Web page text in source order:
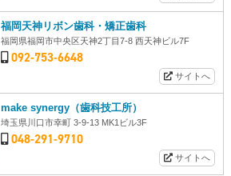
福岡天神リボン歯科・矯正歯科
福岡県福岡市中央区天神2丁目7-8 西天神ビル7F
092-753-6648
サイトへ
make synergy（歯科技工所）
埼玉県川口市幸町 3-9-13 MK1ビル3F
048-291-9710
サイトへ